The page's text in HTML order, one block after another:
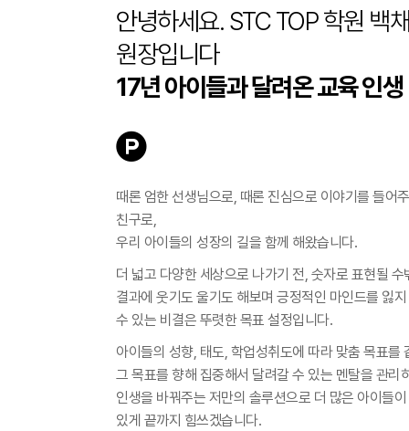
안녕하세요. STC TOP 학원 백
원장입니다
17년 아이들과 달려온 교육 인생
때론 엄한 선생님으로, 때론 진심으로 이야기를 들어
친구로,
우리 아이들의 성장의 길을 함께 해왔습니다.
더 넓고 다양한 세상으로 나가기 전, 숫자로 표현될 수
결과에 웃기도 울기도 해보며 긍정적인 마인드를 잃
수 있는 비결은 뚜렷한 목표 설정입니다.
아이들의 성향, 태도, 학업성취도에 따라 맞춤 목표를
그 목표를 향해 집중해서 달려갈 수 있는 멘탈을 관리
인생을 바꿔주는 저만의 솔루션으로 더 많은 아이들
있게 끝까지 힘쓰겠습니다.